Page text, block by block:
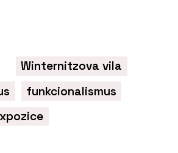
Winternitzova vila
funkcionalismus